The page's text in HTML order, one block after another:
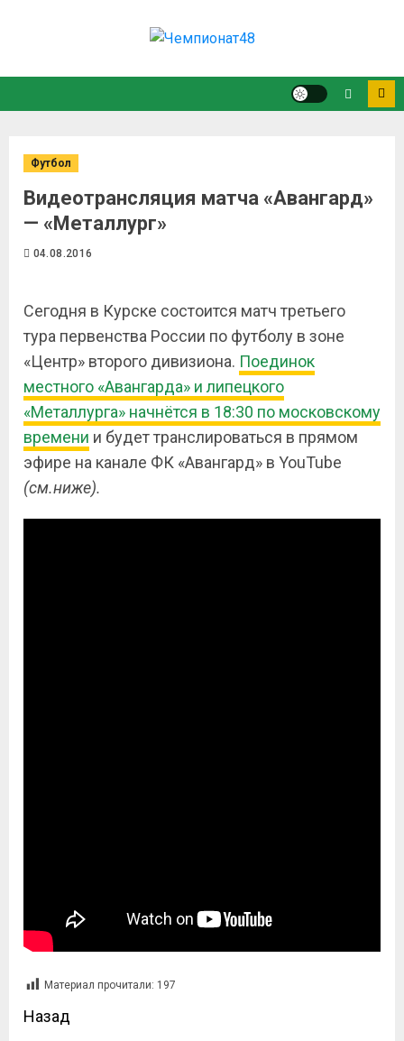
Футбол
Видеотрансляция матча «Авангард»
— «Металлург»
04.08.2016
Сегодня в Курске состоится матч третьего
тура первенства России по футболу в зоне
«Центр» второго дивизиона. Поединок
местного «Авангарда» и липецкого
«Металлурга» начнётся в 18:30 по московскому
времени и будет транслироваться в прямом
эфире на канале ФК «Авангард» в YouTube
(см.ниже).
Материал прочитали: 197
Назад